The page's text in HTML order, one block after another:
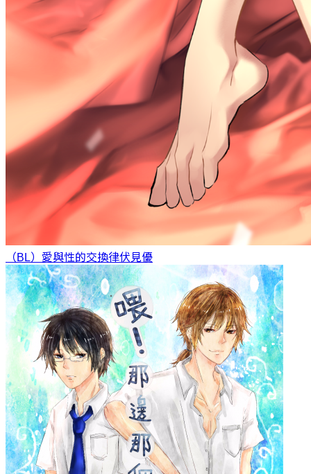
（BL）愛與性的交換律伏見優